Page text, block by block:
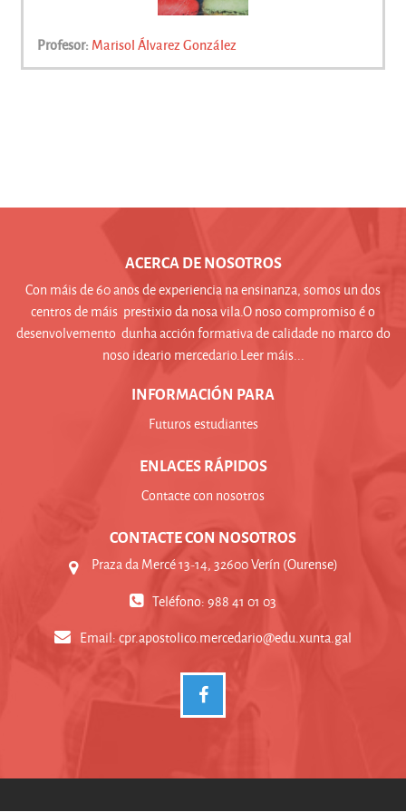
Profesor: Marisol Álvarez González
ACERCA DE NOSOTROS
Con máis de 60 anos de experiencia na ensinanza, somos un dos
centros de máis prestixio da nosa vila.O noso compromiso é o
desenvolvemento dunha acción formativa de calidade no marco do
noso ideario mercedario.Leer máis...
INFORMACIÓN PARA
Futuros estudiantes
ENLACES RÁPIDOS
Contacte con nosotros
CONTACTE CON NOSOTROS
Praza da Mercé 13-14, 32600 Verín (Ourense)
Teléfono: 988 41 01 03
Email:cpr.apostolico.mercedario@edu.xunta.gal